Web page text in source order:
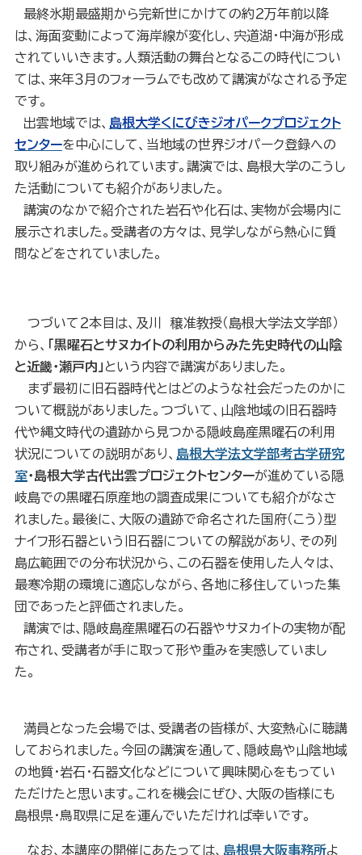
最終氷期最盛期から完新世にかけての約２万年前以降
は、海面変動によって海岸線が変化し、宍道湖・中海が形成
されていいきます。人類活動の舞台となるこの時代につい
ては、来年３月のフォーラムでも改めて講演がなされる予定
です。
出雲地域では、 島根大学くにびきジオパークプロジェクト
センターを中心にして、当地域の世界ジオパーク登録への
取り組みが進められています。講演では、島根大学のこうし
た活動についても紹介がありました。
講演のなかで紹介された岩石や化石は、実物が会場内に
展示されました。受講者の方々は、見学しながら熱心に質
問などをされていました。
つづいて２本目は、及川 穣准教授（島根大学法文学部）
から、
「黒曜石とサヌカイトの利用からみた先史時代の山陰
と近畿・瀬戸内」 という内容で講演がありました。
まず最初に旧石器時代とはどのような社会だったのかに
ついて概説がありました。つづいて、山陰地域の旧石器時
代や縄文時代の遺跡から見つかる隠岐島産黒曜石の利用
状況についての説明があり、 島根大学法文学部考古学研究
室・島根大学古代出雲プロジェクトセンターが進めている隠
岐島での黒曜石原産地の調査成果についても紹介がなさ
れました。最後に、大阪の遺跡で命名された国府（こう）型
ナイフ形石器という旧石器についての解説があり、その列
島広範囲での分布状況から、この石器を使用した人々は、
最寒冷期の環境に適応しながら、各地に移住していった集
団であったと評価されました。
講演では、隠岐島産黒曜石の石器やサヌカイトの実物が配
布され、受講者が手に取って形や重みを実感していまし
た。
満員となった会場では、受講者の皆様が、大変熱心に聴講
しておられました。今回の講演を通して、隠岐島や山陰地域
の地質・岩石・石器文化などについて興味関心をもってい
ただけたと思います。これを機会にぜひ、大阪の皆様にも
島根県・鳥取県に足を運んでいただければ幸いです。
なお、本講座の開催にあたっては、 島根県大阪事務所よ